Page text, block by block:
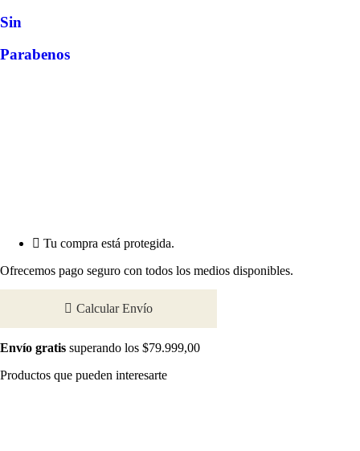
Sin
Parabenos
Tu compra está protegida.
Ofrecemos pago seguro con todos los medios disponibles.
Calcular Envío
Envío gratis superando los $79.999,00
Productos que pueden interesarte